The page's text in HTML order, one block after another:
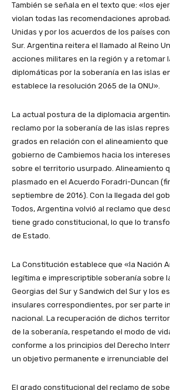
También se señala en el texto que: «los
violan todas las recomendaciones
Unidas y por los acuerdos de los países
Sur. Argentina reitera el llamado al Reino
acciones militares en la región y a retomar
diplomáticas por la soberanía en las islas
establece la resolución 2065 de la ONU».
La actual postura de la diplomacia
reclamo por la soberanía de las islas
grados en relación con el alineamiento
gobierno de Cambiemos hacia los
sobre el territorio usurpado. Alineamiento
plasmado en el Acuerdo Foradri-Duncan
septiembre de 2016). Con la llegada del
Todos, Argentina volvió al reclamo que
tiene grado constitucional, lo que lo
de Estado.
La Constitución establece que «la Nación
legítima e imprescriptible soberanía sobre
Georgias del Sur y Sandwich del Sur y los
insulares correspondientes, por ser parte
nacional. La recuperación de dichos
de la soberanía, respetando el modo de
conforme a los principios del Derecho
un objetivo permanente e irrenunciable
El grado constitucional del reclamo de